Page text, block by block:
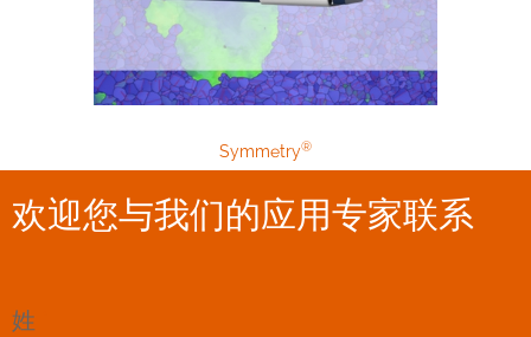
Symmetry®
欢迎您与我们的应用专家联系
姓